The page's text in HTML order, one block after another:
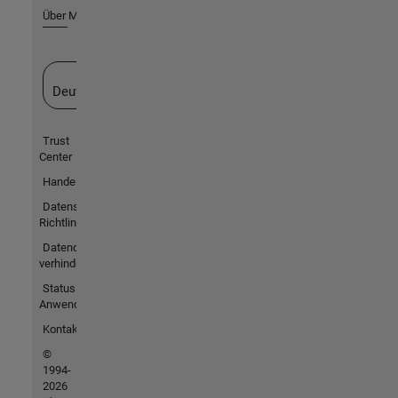
Über MathWorks
Deutschland
Trust
Center
Handelsmarken
Datenschutz-
Richtlinien
Datendiebstahl
verhindern
Status von
Anwendungen
Kontakt
©
1994-
2026